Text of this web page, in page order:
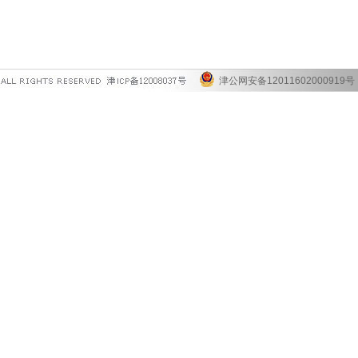
津公网安备12011602000919号